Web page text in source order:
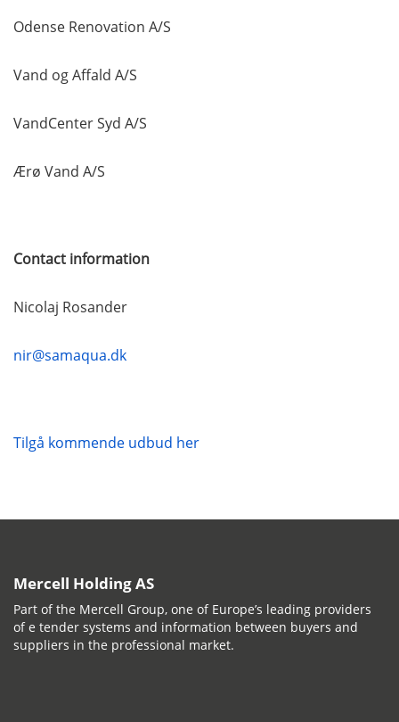
Odense Renovation A/S
Vand og Affald A/S
VandCenter Syd A/S
Ærø Vand A/S
Contact information
Nicolaj Rosander
nir@samaqua.dk
Tilgå kommende udbud her
Mercell Holding AS
Part of the Mercell Group, one of Europe’s leading providers
of e tender systems and information between buyers and
suppliers in the professional market.